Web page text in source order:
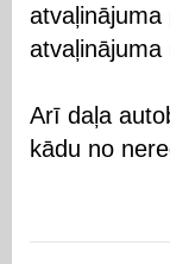
atvaļinājuma
atvaļinājuma
Arī daļa
kādu no